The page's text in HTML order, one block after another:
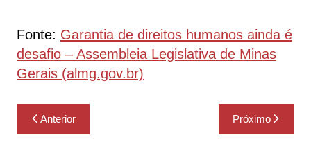
Fonte: Garantia de direitos humanos ainda é
desafio – Assembleia Legislativa de Minas
Gerais (almg.gov.br)
Navegação
de
Anterior Próximo